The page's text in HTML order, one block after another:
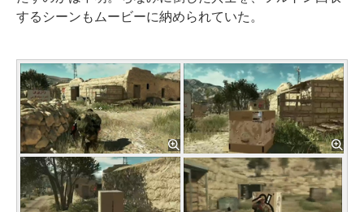
するシーンもムービーに納められていた。